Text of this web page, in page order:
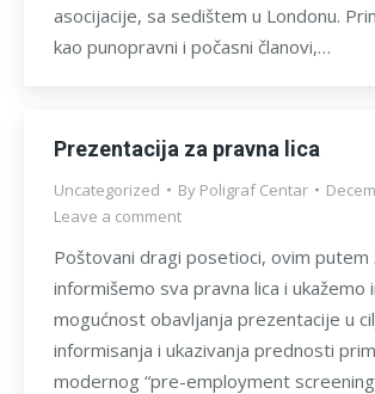
asocijacije, sa sedištem u Londonu.
kao punopravni i počasni članovi,…
Prezentacija za pravna lica
Uncategorized By Poligraf Centar
Leave a comment
Poštovani dragi posetioci, ovim putem
informišemo sva pravna lica i ukažemo
mogućnost obavljanja prezentacije u
informisanja i ukazivanja prednosti
modernog “pre-employment